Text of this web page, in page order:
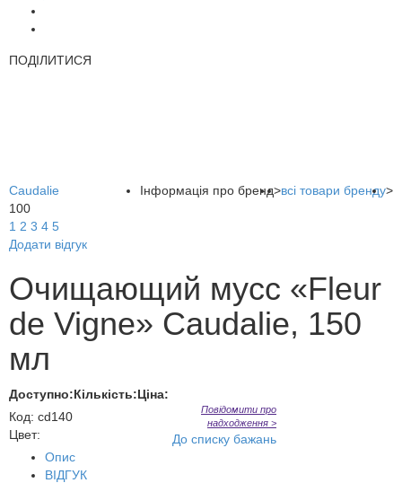
ПОДІЛИТИСЯ
Інформація про бренд>всі товари бренду>
Caudalie
100
1 2 3 4 5
Додати відгук
Очищающий мусс «Fleur
de Vigne» Caudalie, 150
мл
Доступно:Кількість:Ціна:
Код: cd140
Цвет:
Повідомити про
надходження >
До списку бажань
Опис
ВІДГУК